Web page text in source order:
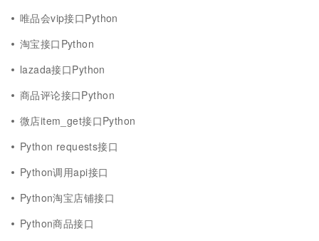
唯品会vip接口Python
淘宝接口Python
lazada接口Python
商品评论接口Python
微店item_get接口Python
Python requests接口
Python调用api接口
Python淘宝店铺接口
Python商品接口